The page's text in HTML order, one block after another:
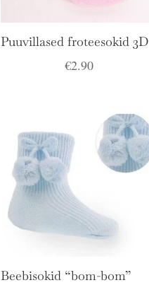
Puuvillased froteesokid 3D
€2.90
Beebisokid “bom-bom”